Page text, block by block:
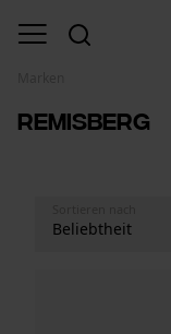
Remisberg